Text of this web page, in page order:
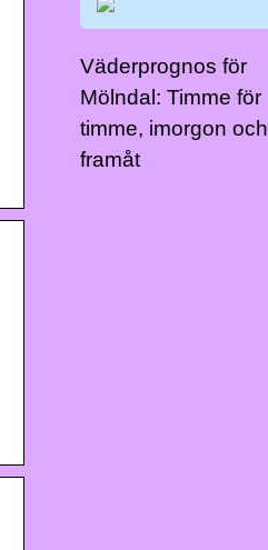
Väderprognos för
Mölndal: Timme för
timme, imorgon och
framåt